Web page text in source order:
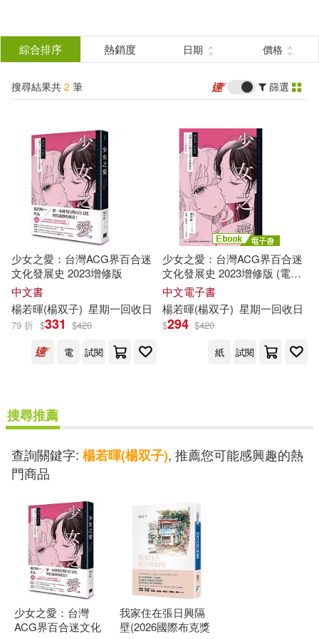
結
分類 (單選)
所有商品(2) 圖書(1)
電子書(1)
作者 (可複選)
楊若暉(楊双子)(2)
出版社 (可複選)
可港澳店取(1)
可新加坡店取(1)
可菲律賓店取(1)
綜合排序 熱銷度 日期 價格
搜尋結果共 2 筆 篩選
少女之愛：台灣ACG界百合迷
文化發展史 2023增修版
中文書
楊若暉(楊双子) 星期一回收日
79 折 $331 $420
電
試閱
少女之愛：台灣ACG界百合迷
文化發展史 2023增修版 (電子
書)
中文電子書
楊若暉(楊双子) 星期一回收日
$294 $420
紙
試閱
搜尋推薦
查詢關鍵字: 楊若暉(楊双子), 推薦您可能感興趣的熱
門商品
少女之愛：台灣
ACG界百合迷文化
我家住在張日興隔
壁(2026國際布克獎